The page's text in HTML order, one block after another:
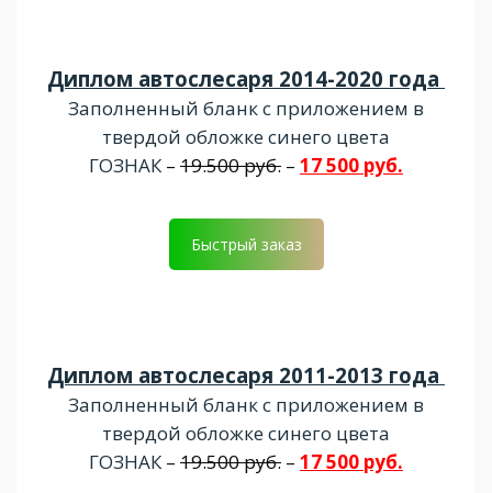
Диплом автослесаря 2014-2020 года
Заполненный бланк с приложением в
твердой обложке синего цвета
ГОЗНАК – 19.500 руб. – 17 500 руб.
Быстрый заказ
Диплом автослесаря 2011-2013 года
Заполненный бланк с приложением в
твердой обложке синего цвета
ГОЗНАК – 19.500 руб. – 17 500 руб.